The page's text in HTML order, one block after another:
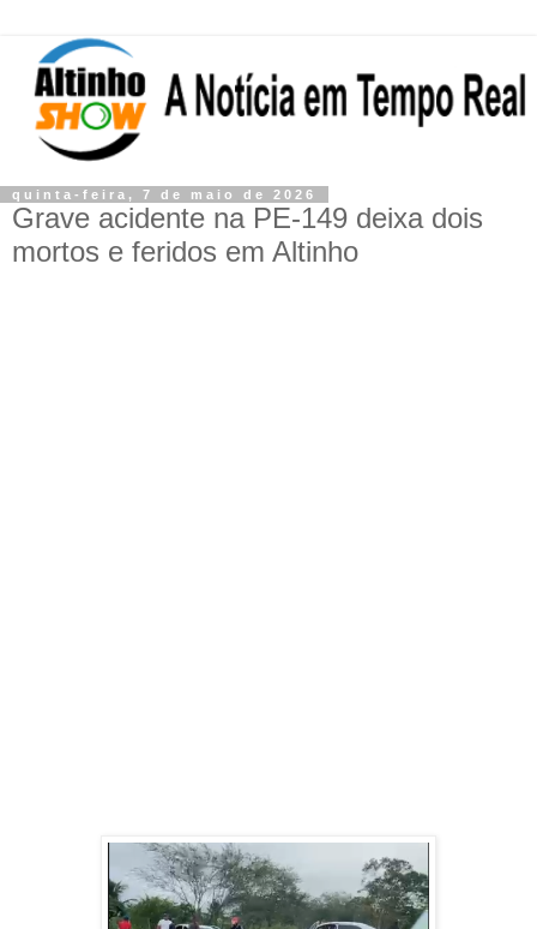
quinta-feira, 7 de maio de 2026
Grave acidente na PE-149 deixa dois
mortos e feridos em Altinho